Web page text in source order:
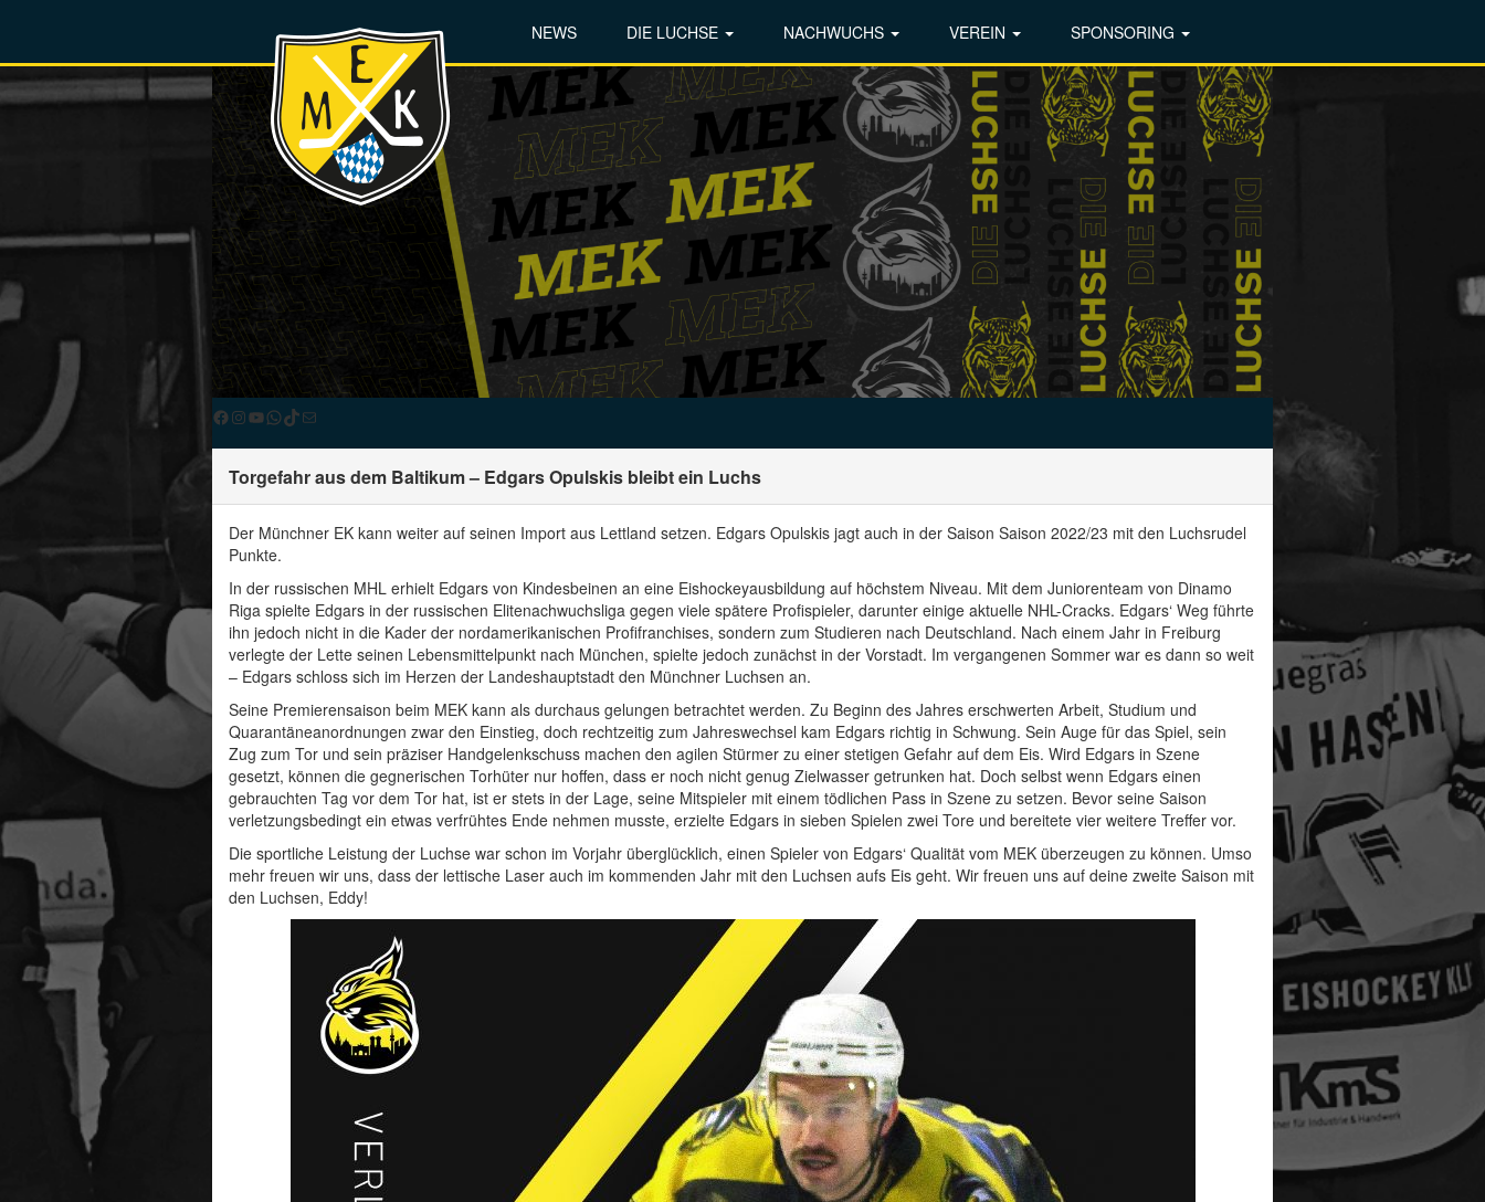
NEWS DIE LUCHSE NACHWUCHS VEREIN SPONSORING
Facebook
Instagram
YouTube
WhatsApp
TikTok
E-Mail
Torgefahr aus dem Baltikum – Edgars Opulskis bleibt ein Luchs
Der Münchner EK kann weiter auf seinen Import aus Lettland setzen. Edgars Opulskis jagt auch in der Saison Saison 2022/23 mit den Luchsrudel
Punkte.
In der russischen MHL erhielt Edgars von Kindesbeinen an eine Eishockeyausbildung auf höchstem Niveau. Mit dem Juniorenteam von Dinamo
Riga spielte Edgars in der russischen Elitenachwuchsliga gegen viele spätere Profispieler, darunter einige aktuelle NHL-Cracks. Edgars‘ Weg führte
ihn jedoch nicht in die Kader der nordamerikanischen Profifranchises, sondern zum Studieren nach Deutschland. Nach einem Jahr in Freiburg
verlegte der Lette seinen Lebensmittelpunkt nach München, spielte jedoch zunächst in der Vorstadt. Im vergangenen Sommer war es dann so weit
– Edgars schloss sich im Herzen der Landeshauptstadt den Münchner Luchsen an.
Seine Premierensaison beim MEK kann als durchaus gelungen betrachtet werden. Zu Beginn des Jahres erschwerten Arbeit, Studium und
Quarantäneanordnungen zwar den Einstieg, doch rechtzeitig zum Jahreswechsel kam Edgars richtig in Schwung. Sein Auge für das Spiel, sein
Zug zum Tor und sein präziser Handgelenkschuss machen den agilen Stürmer zu einer stetigen Gefahr auf dem Eis. Wird Edgars in Szene
gesetzt, können die gegnerischen Torhüter nur hoffen, dass er noch nicht genug Zielwasser getrunken hat. Doch selbst wenn Edgars einen
gebrauchten Tag vor dem Tor hat, ist er stets in der Lage, seine Mitspieler mit einem tödlichen Pass in Szene zu setzen. Bevor seine Saison
verletzungsbedingt ein etwas verfrühtes Ende nehmen musste, erzielte Edgars in sieben Spielen zwei Tore und bereitete vier weitere Treffer vor.
Die sportliche Leistung der Luchse war schon im Vorjahr überglücklich, einen Spieler von Edgars‘ Qualität vom MEK überzeugen zu können. Umso
mehr freuen wir uns, dass der lettische Laser auch im kommenden Jahr mit den Luchsen aufs Eis geht. Wir freuen uns auf deine zweite Saison mit
den Luchsen, Eddy!